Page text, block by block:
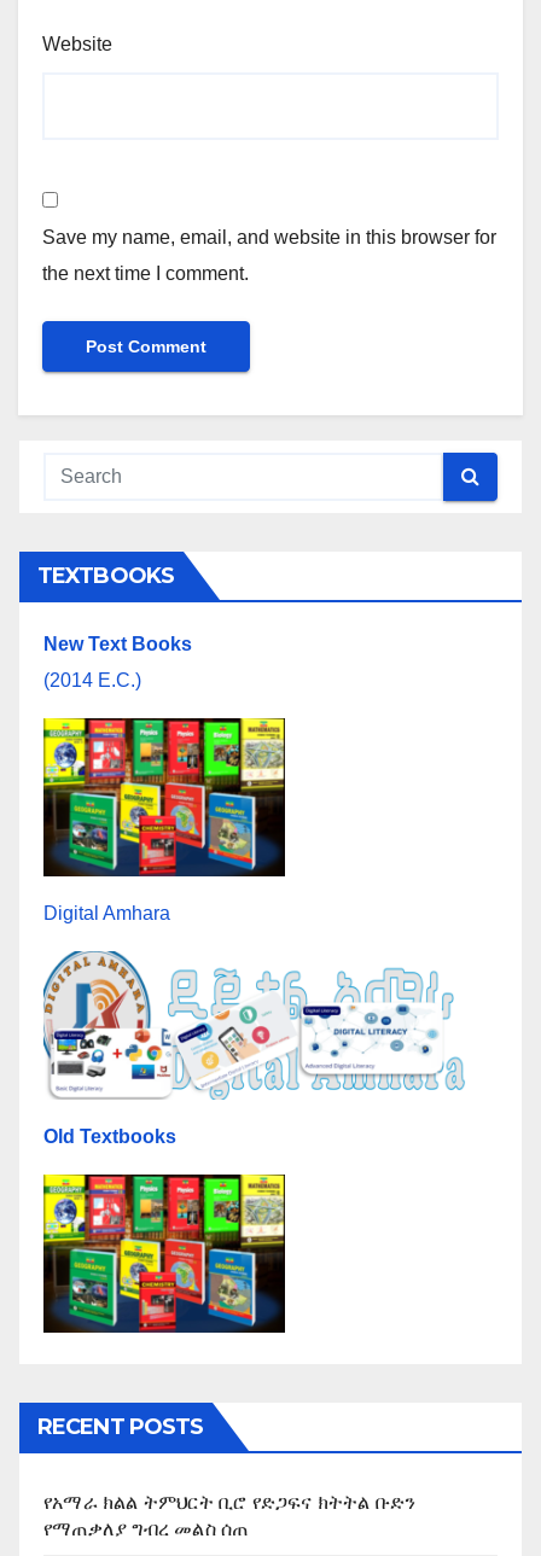
Website
Save my name, email, and website in this browser for
the next time I comment.
TEXTBOOKS
New Text Books
(2014 E.C.)
Digital Amhara
Old Textbooks
RECENT POSTS
የአማራ ክልል ትምህርት ቢሮ የድጋፍና ክትትል ቡድን
የማጠቃለያ ግብረ መልስ ሰጠ